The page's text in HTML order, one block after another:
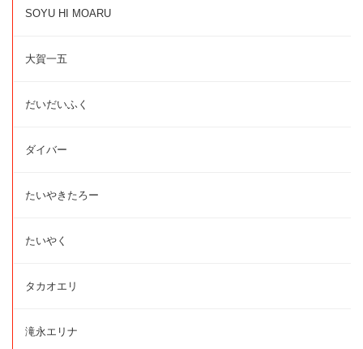
SOYU HI MOARU
大賀一五
だいだいふく
ダイバー
たいやきたろー
たいやく
タカオエリ
滝永エリナ